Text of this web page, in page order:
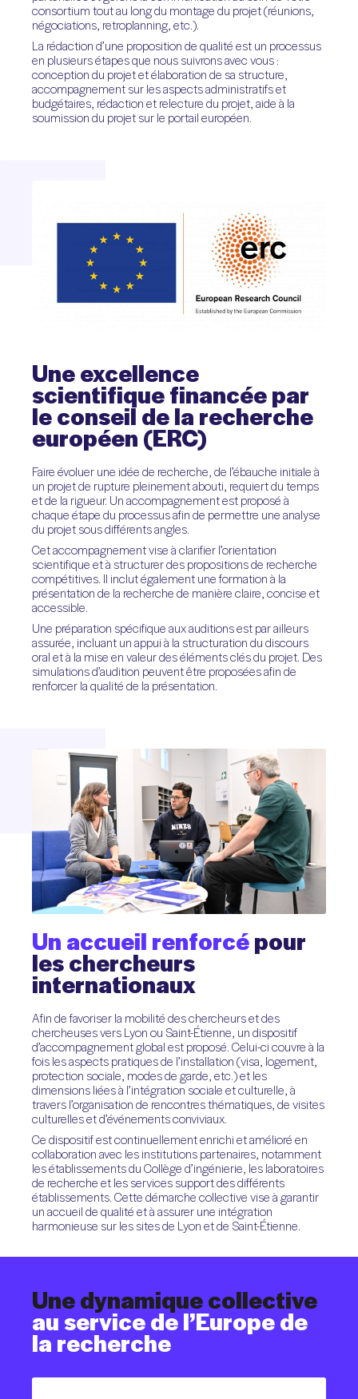
consortium tout au long du montage du projet (réunions,
négociations, retroplanning, etc.).
La rédaction d’une proposition de qualité est un processus
en plusieurs étapes que nous suivrons avec vous :
conception du projet et élaboration de sa structure,
accompagnement sur les aspects administratifs et
budgétaires, rédaction et relecture du projet, aide à la
soumission du projet sur le portail européen.
Uneexcellence
scientifiquefinancéepar
leconseildelarecherche
européen(ERC)
Faire évoluer une idée de recherche, de l’ébauche initiale à
un projet de rupture pleinement abouti, requiert du temps
et de la rigueur. Un accompagnement est proposé à
chaque étape du processus afin de permettre une analyse
du projet sous différents angles.
Cet accompagnement vise à clarifier l’orientation
scientifique et à structurer des propositions de recherche
compétitives. Il inclut également une formation à la
présentation de la recherche de manière claire, concise et
accessible.
Une préparation spécifique aux auditions est par ailleurs
assurée, incluant un appui à la structuration du discours
oral et à la mise en valeur des éléments clés du projet. Des
simulations d’audition peuvent être proposées afin de
renforcer la qualité de la présentation.
Unaccueilrenforcépour
leschercheurs
internationaux
Afin de favoriser la mobilité des chercheurs et des
chercheuses vers Lyon ou Saint-Étienne, un dispositif
d’accompagnement global est proposé. Celui-ci couvre à la
fois les aspects pratiques de l’installation (visa, logement,
protection sociale, modes de garde, etc.) et les
dimensions liées à l’intégration sociale et culturelle, à
travers l’organisation de rencontres thématiques, de visites
culturelles et d’événements conviviaux.
Ce dispositif est continuellement enrichi et amélioré en
collaboration avec les institutions partenaires, notamment
les établissements du Collège d’ingénierie, les laboratoires
de recherche et les services support des différents
établissements. Cette démarche collective vise à garantir
un accueil de qualité et à assurer une intégration
harmonieuse sur les sites de Lyon et de Saint-Étienne.
Unedynamiquecollective
auservicedel’Europede
larecherche